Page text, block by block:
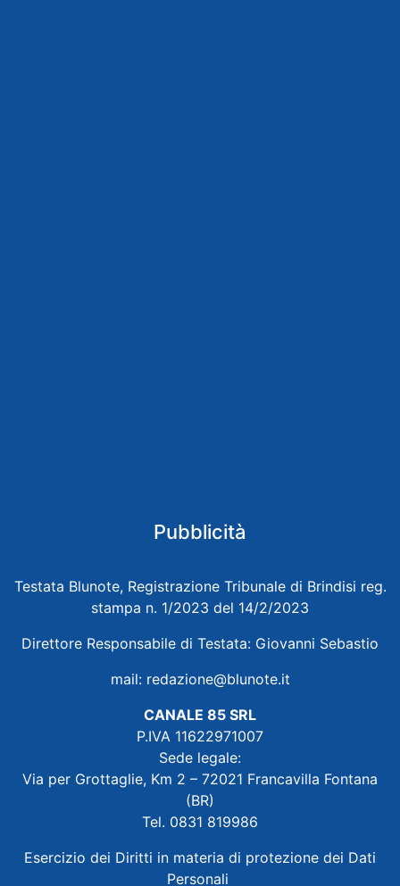
Pubblicità
Testata Blunote, Registrazione Tribunale di Brindisi reg.
stampa n. 1/2023 del 14/2/2023
Direttore Responsabile di Testata: Giovanni Sebastio
mail: redazione@blunote.it
CANALE 85 SRL
P.IVA 11622971007
Sede legale:
Via per Grottaglie, Km 2 – 72021 Francavilla Fontana
(BR)
Tel. 0831 819986
Esercizio dei Diritti in materia di protezione dei Dati
Personali